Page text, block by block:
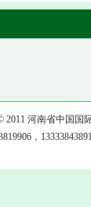
2011 河南省中国
，13333843891